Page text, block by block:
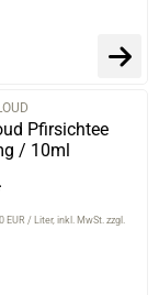
Kommentars
Pfirsichtee
/ 10ml
EUR / Liter inkl. MwSt. zzgl.